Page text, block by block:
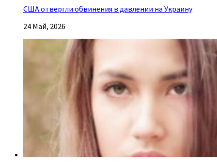
США отвергли обвинения в давлении на Украину
24 Май, 2026